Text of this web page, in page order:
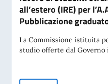
all’estero (IRE) per
Pubblicazione
La Commissione istituita
studio offerte dal Governo